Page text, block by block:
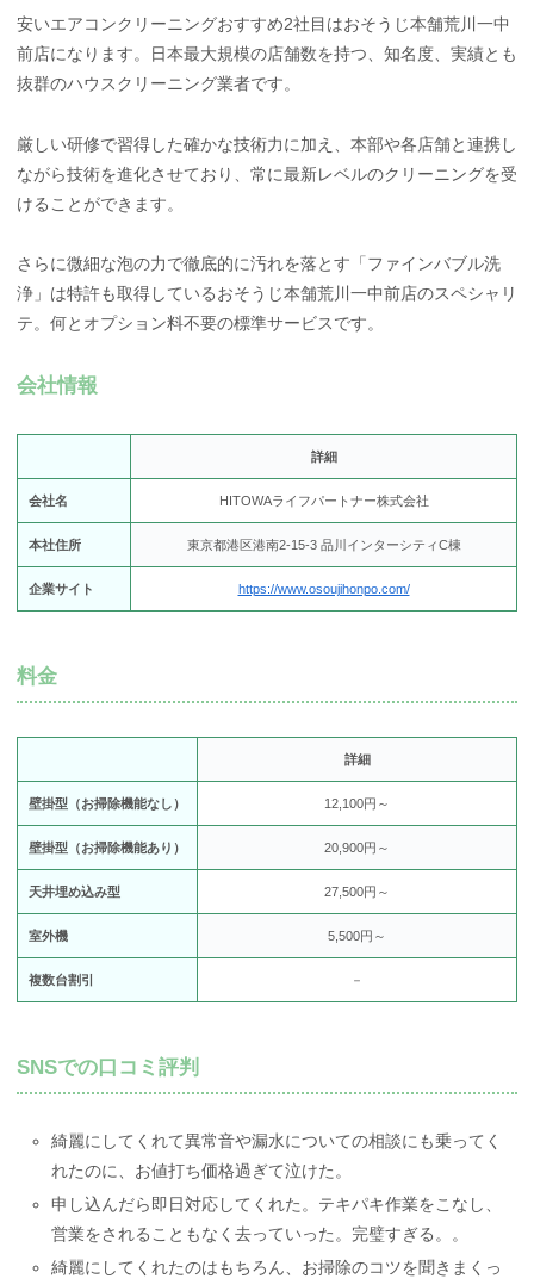
安いエアコンクリーニングおすすめ2社目はおそうじ本舗荒川一中
前店になります。日本最大規模の店舗数を持つ、知名度、実績とも
抜群のハウスクリーニング業者です。
厳しい研修で習得した確かな技術力に加え、本部や各店舗と連携し
ながら技術を進化させており、常に最新レベルのクリーニングを受
けることができます。
さらに微細な泡の力で徹底的に汚れを落とす「ファインバブル洗
浄」は特許も取得しているおそうじ本舗荒川一中前店のスペシャリ
テ。何とオプション料不要の標準サービスです。
会社情報
詳細
会社名 HITOWAライフパートナー株式会社
本社住所 東京都港区港南2-15-3 品川インターシティC棟
企業サイト https://www.osoujihonpo.com/
料金
詳細
壁掛型（お掃除機能なし） 12,100円～
壁掛型（お掃除機能あり） 20,900円～
天井埋め込み型 27,500円～
室外機 5,500円～
複数台割引 －
SNSでの口コミ評判
綺麗にしてくれて異常音や漏水についての相談にも乗ってく
れたのに、お値打ち価格過ぎて泣けた。
申し込んだら即日対応してくれた。テキパキ作業をこなし、
営業をされることもなく去っていった。完璧すぎる。。
綺麗にしてくれたのはもちろん、お掃除のコツを聞きまくっ